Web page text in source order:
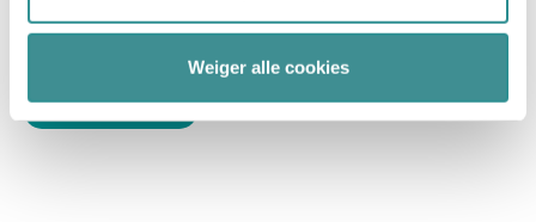
Weiger alle cookies